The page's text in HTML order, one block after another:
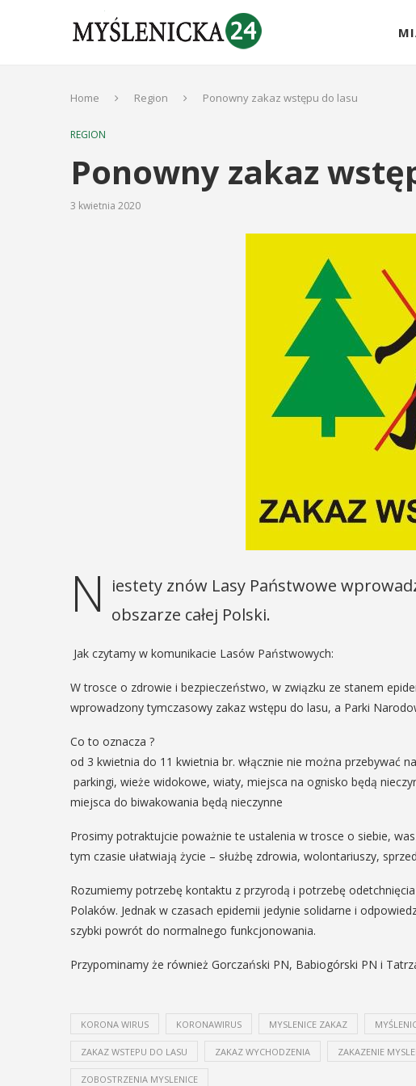
Home Region Ponowny zakaz wstępu do lasu
REGION
Ponowny zakaz
3 kwietnia 2020
N iestety znów Lasy Państwowe
obszarze całej Polski.
Jak czytamy w komunikacie Lasów Państwowych:
W trosce o zdrowie i bezpieczeństwo, w związku ze stanem
wprowadzony tymczasowy zakaz wstępu do lasu, a Parki
Co to oznacza ?
od 3 kwietnia do 11 kwietnia br. włącznie nie można przebywać
parkingi, wieże widokowe, wiaty, miejsca na ognisko będą
miejsca do biwakowania będą nieczynne
Prosimy potraktujcie poważnie te ustalenia w trosce o siebie,
tym czasie ułatwiają życie – służbę zdrowia, wolontariuszy,
Rozumiemy potrzebę kontaktu z przyrodą i potrzebę
Polaków. Jednak w czasach epidemii jedynie solidarne i
szybki powrót do normalnego funkcjonowania.
Przypominamy że również Gorczański PN, Babiogórski PN i
KORONA WIRUS KORONAWIRUS MYSLENICE ZAKAZ
ZAKAZ WSTEPU DO LASU ZAKAZ WYCHODZENIA ZAKAZENIE
ZOBOSTRZENIA MYSLENICE